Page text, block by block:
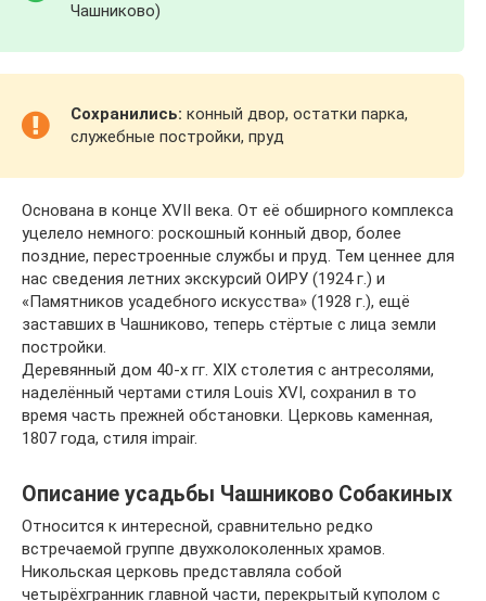
Чашниково)
Сохранились: конный двор, остатки парка,
служебные постройки, пруд
Основана в конце XVII века. От её обширного комплекса
уцелело немного: роскошный конный двор, более
поздние, перестроенные службы и пруд. Тем ценнее для
нас сведения летних экскурсий ОИРУ (1924 г.) и
«Памятников усадебного искусства» (1928 г.), ещё
заставших в Чашниково, теперь стёртые с лица земли
постройки.
Деревянный дом 40-х гг. XIX столетия с антресолями,
наделённый чертами стиля Louis XVI, сохранил в то
время часть прежней обстановки. Церковь каменная,
1807 года, стиля impair.
Описание усадьбы Чашниково Собакиных
Относится к интересной, сравнительно редко
встречаемой группе двухколоколенных храмов.
Никольская церковь представляла собой
четырёхгранник главной части, перекрытый куполом с